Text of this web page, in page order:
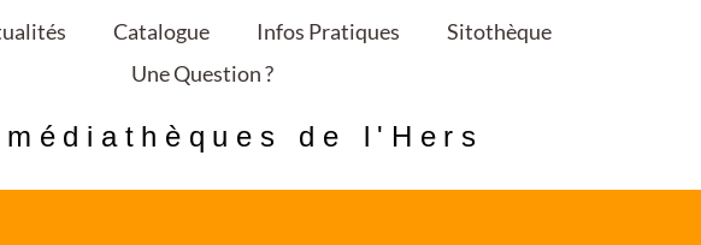
Catalogue Infos Pratiques
Sitothèque
Une Question ?
médiathèques de l'Hers